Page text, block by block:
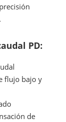
PD:
flujo bajo y
de